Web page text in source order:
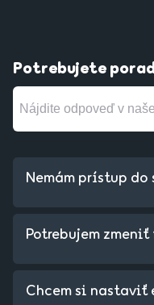
Potrebujete
Nemám prístup do
Potrebujem
Chcem si